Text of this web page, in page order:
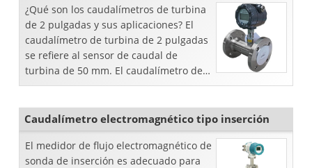
¿Qué son los caudalímetros de turbina
de 2 pulgadas y sus aplicaciones? El
caudalímetro de turbina de 2 pulgadas
se refiere al sensor de caudal de
turbina de 50 mm. El caudalímetro de
turbina DN50 se puede utilizar para
Caudalímetro electromagnético tipo inserción
El medidor de flujo electromagnético de
sonda de inserción es adecuado para